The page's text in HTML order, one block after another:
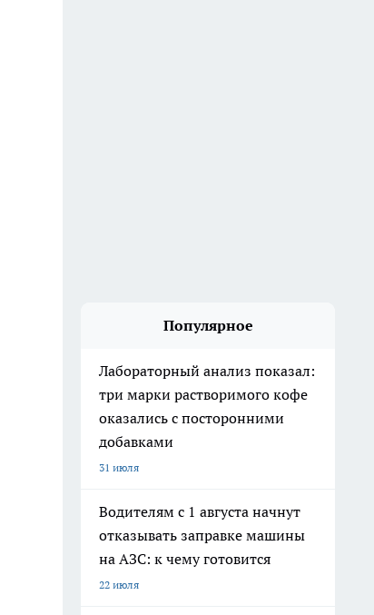
Популярное
Лабораторный анализ показал:
три марки растворимого кофе
оказались с посторонними
добавками
31 июля
Водителям с 1 августа начнут
отказывать заправке машины
на АЗС: к чему готовится
22 июля